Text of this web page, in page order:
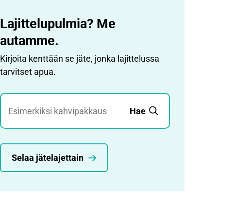
Lajittelupulmia? Me
autamme.
Kirjoita kenttään se jäte, jonka lajittelussa
tarvitset apua.
Jätehaku
Hae
Selaa jätelajettain